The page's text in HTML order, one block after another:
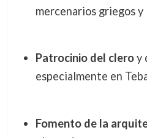
mercenarios griegos y
Patrocinio del cleroy
especialmente en
Fomento de la